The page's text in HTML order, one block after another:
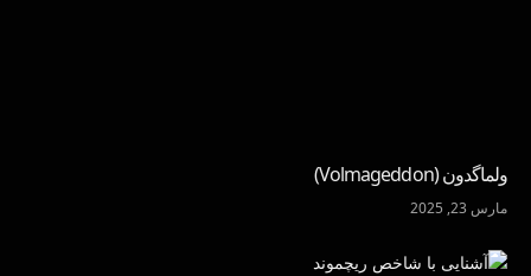
ولماگدون (Volmageddon)
مارس 23, 2025